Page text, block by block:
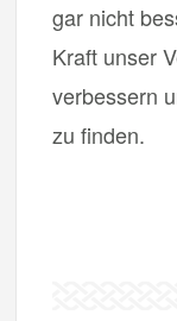
gar nicht
Kraft unser
verbessern
zu finden.